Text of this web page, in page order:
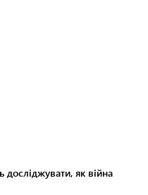
досліджувати, як війна